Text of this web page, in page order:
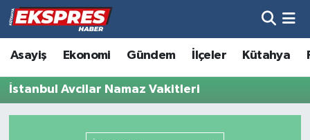
Asayiş Ekonomi Gündem İlçeler Kütahya
İstanbul Avcilar Namaz Vakitleri
Altıntaş
Asayiş
Hava Durumu
Trafik Durumu